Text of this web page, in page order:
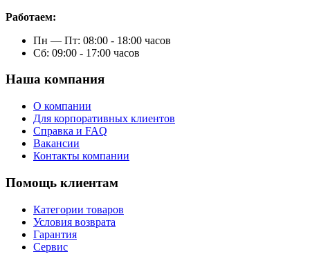
Работаем:
Пн — Пт: 08:00 - 18:00 часов
Сб: 09:00 - 17:00 часов
Наша компания
О компании
Для корпоративных клиентов
Справка и FAQ
Вакансии
Контакты компании
Помощь клиентам
Категории товаров
Условия возврата
Гарантия
Сервис